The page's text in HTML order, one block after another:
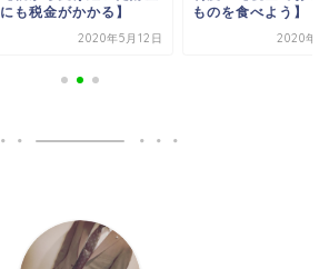
ものを食べよう】
2020年5月3日
種類もある】
2020年4